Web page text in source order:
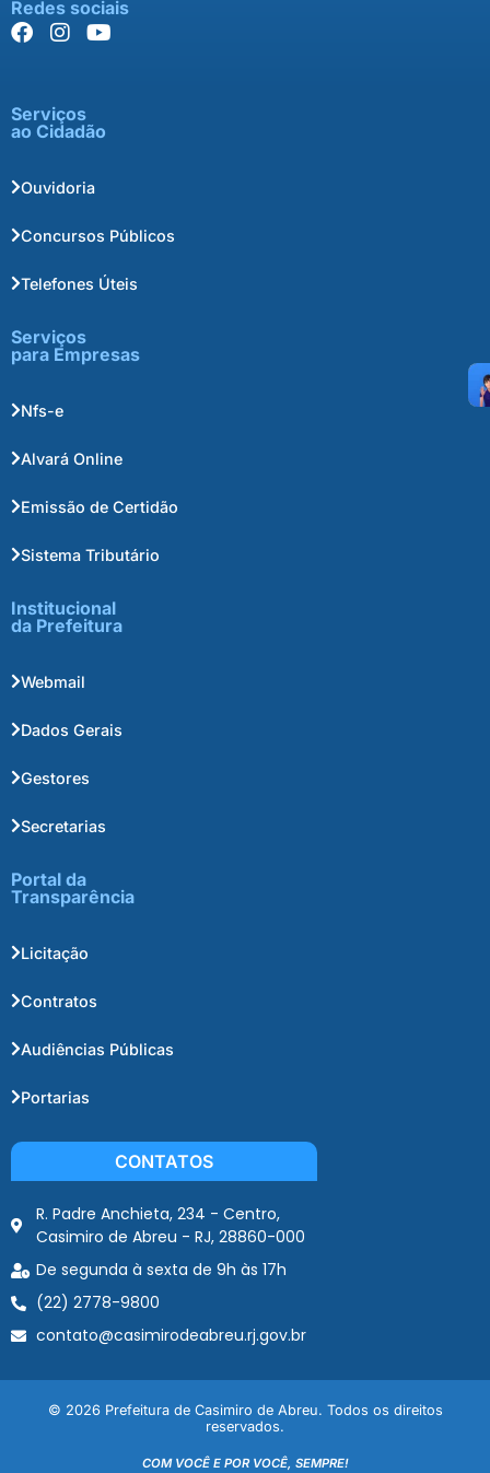
Redes sociais
Serviços
ao Cidadão
Ouvidoria
Concursos Públicos
Telefones Úteis
Serviços
para Empresas
Nfs-e
Alvará Online
Emissão de Certidão
Sistema Tributário
Institucional
da Prefeitura
Webmail
Dados Gerais
Gestores
Secretarias
Portal da
Transparência
Licitação
Contratos
Audiências Públicas
Portarias
CONTATOS
R. Padre Anchieta, 234 - Centro,
Casimiro de Abreu - RJ, 28860-000
De segunda à sexta de 9h às 17h
(22) 2778-9800
contato@casimirodeabreu.rj.gov.br
© 2026 Prefeitura de Casimiro de Abreu. Todos os direitos
reservados.
COM VOCÊ E POR VOCÊ, SEMPRE!